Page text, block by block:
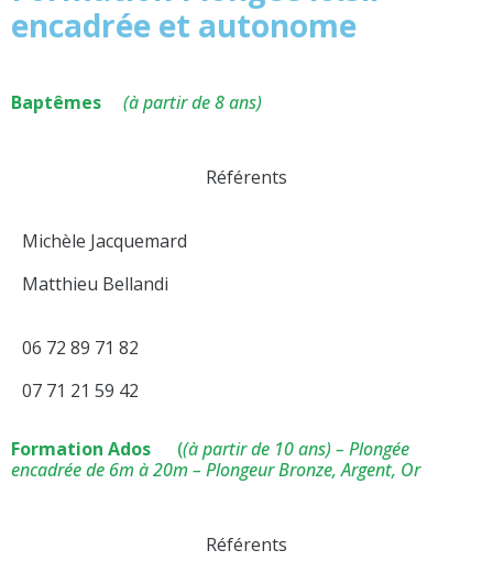
encadrée et autonome
Baptêmes (à partir de 8 ans)
Référents
Michèle Jacquemard
Matthieu Bellandi
06 72 89 71 82
07 71 21 59 42
Formation Ados ((à partir de 10 ans) – Plongée
encadrée de 6m à 20m – Plongeur Bronze, Argent, Or
Référents